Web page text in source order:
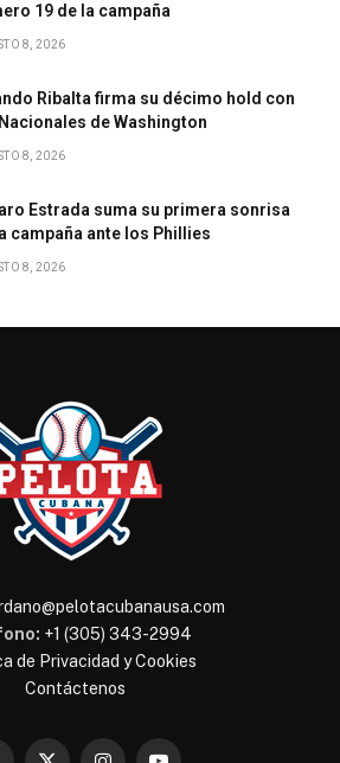
19 de la campaña
8, 2026
Ribalta firma su décimo hold con
de Washington
8, 2026
Estrada suma su primera sonrisa
campaña ante los Phillies
8, 2026
+1 (305) 343-2994
de Privacidad y Cookies
Contáctenos